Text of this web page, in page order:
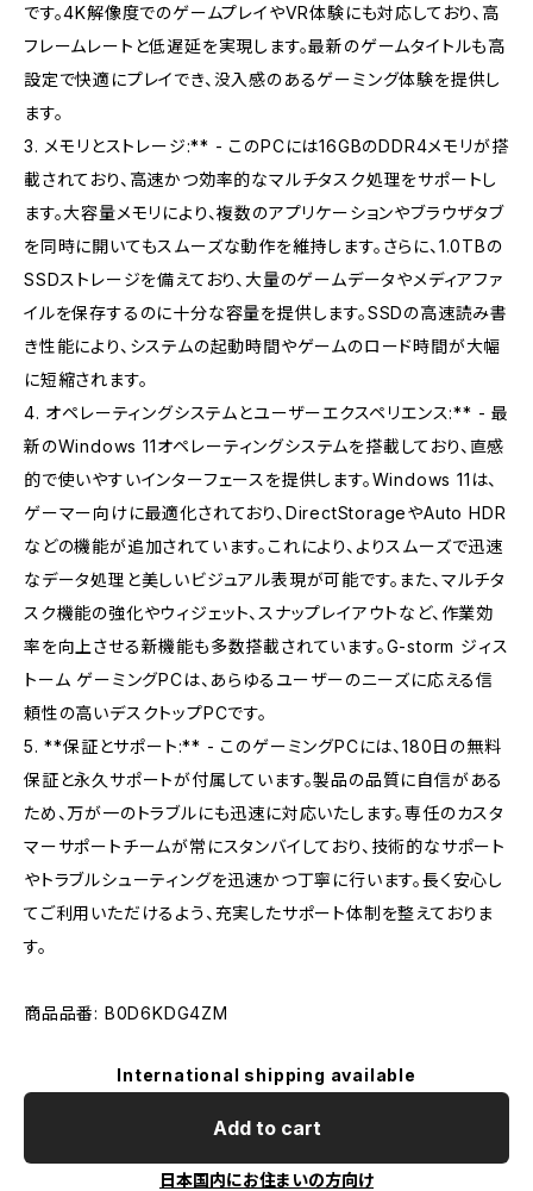
です。4K解像度でのゲームプレイやVR体験にも対応しており、高
フレームレートと低遅延を実現します。最新のゲームタイトルも高
設定で快適にプレイでき、没入感のあるゲーミング体験を提供し
ます。
3. メモリとストレージ:** - このPCには16GBのDDR4メモリが搭
載されており、高速かつ効率的なマルチタスク処理をサポートし
ます。大容量メモリにより、複数のアプリケーションやブラウザタブ
を同時に開いてもスムーズな動作を維持します。さらに、1.0TBの
SSDストレージを備えており、大量のゲームデータやメディアファ
イルを保存するのに十分な容量を提供します。SSDの高速読み書
き性能により、システムの起動時間やゲームのロード時間が大幅
に短縮されます。
4. オペレーティングシステムとユーザーエクスペリエンス:** - 最
新のWindows 11オペレーティングシステムを搭載しており、直感
的で使いやすいインターフェースを提供します。Windows 11は、
ゲーマー向けに最適化されており、DirectStorageやAuto HDR
などの機能が追加されています。これにより、よりスムーズで迅速
なデータ処理と美しいビジュアル表現が可能です。また、マルチタ
スク機能の強化やウィジェット、スナップレイアウトなど、作業効
率を向上させる新機能も多数搭載されています。G-storm ジィス
トーム ゲーミングPCは、あらゆるユーザーのニーズに応える信
頼性の高いデスクトップPCです。
5. **保証とサポート:** - このゲーミングPCには、180日の無料
保証と永久サポートが付属しています。製品の品質に自信がある
ため、万が一のトラブルにも迅速に対応いたします。専任のカスタ
マーサポートチームが常にスタンバイしており、技術的なサポート
やトラブルシューティングを迅速かつ丁寧に行います。長く安心し
てご利用いただけるよう、充実したサポート体制を整えておりま
す。
商品品番: B0D6KDG4ZM
International shipping available
Add to cart
日本国内にお住まいの方向け